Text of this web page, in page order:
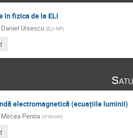
în fizica de la ELI
Daniel Ursescu (ELI-NP)
electromagnetică (ecuațiile luminii)
Mircea Pentia (IFIN-HH)